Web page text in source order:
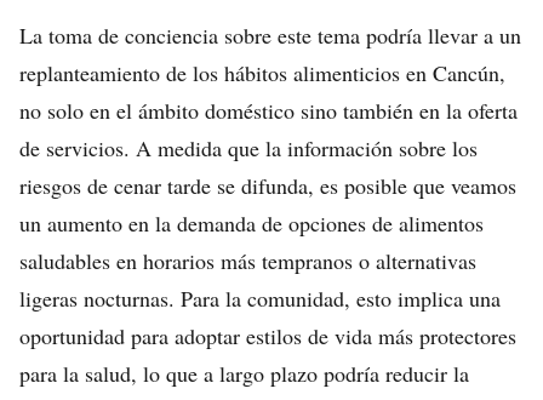
La toma de conciencia sobre este tema podría llevar a un
replanteamiento de los hábitos alimenticios en Cancún,
no solo en el ámbito doméstico sino también en la oferta
de servicios. A medida que la información sobre los
riesgos de cenar tarde se difunda, es posible que veamos
un aumento en la demanda de opciones de alimentos
saludables en horarios más tempranos o alternativas
ligeras nocturnas. Para la comunidad, esto implica una
oportunidad para adoptar estilos de vida más protectores
para la salud, lo que a largo plazo podría reducir la